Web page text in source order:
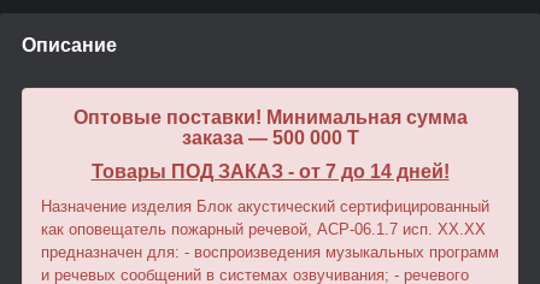
Описание
Оптовые поставки! Минимальная сумма
заказа — 500 000 T
Товары ПОД ЗАКАЗ - от 7 до 14 дней!
Назначение изделия Блок акустический сертифицированный
как оповещатель пожарный речевой, АСР-06.1.7 исп. XX.XХ
предназначен для: - воспроизведения музыкальных программ
и речевых сообщений в системах озвучивания; - речевого